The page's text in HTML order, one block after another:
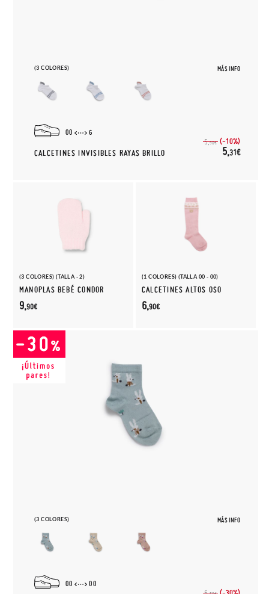
(3 COLORES) MÁS INFO
00 6
CALCETINES INVISIBLES RAYAS BRILLO
5,90€ (-10%)
5,31€
(3 COLORES) (TALLA - 2)
MANOPLAS BEBÉ CONDOR
9,90€
(1 COLORES) (TALLA 00 - 00)
CALCETINES ALTOS OSO
6,90€
(3 COLORES) MÁS INFO
00
00